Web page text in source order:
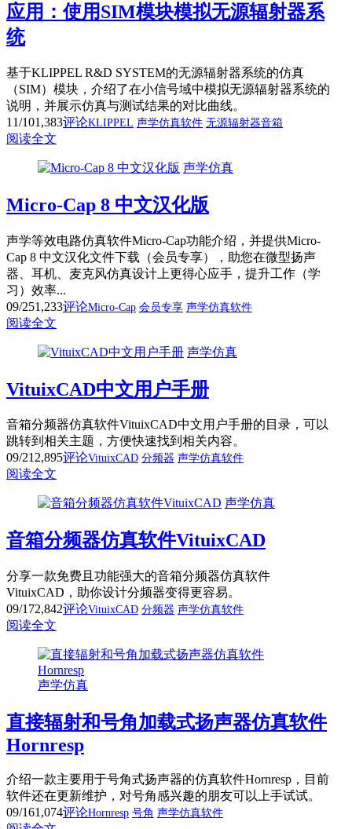
应用：使用SIM模块模拟无源辐射器系
统
基于KLIPPEL R&D SYSTEM的无源辐射器系统的仿真
（SIM）模块，介绍了在小信号域中模拟无源辐射器系统的
说明，并展示仿真与测试结果的对比曲线。
11/101,383评论KLIPPEL 声学仿真软件 无源辐射器音箱
阅读全文
声学仿真
Micro-Cap 8 中文汉化版
声学等效电路仿真软件Micro-Cap功能介绍，并提供Micro-
Cap 8 中文汉化文件下载（会员专享），助您在微型扬声
器、耳机、麦克风仿真设计上更得心应手，提升工作（学
习）效率...
09/251,233评论Micro-Cap 会员专享 声学仿真软件
阅读全文
声学仿真
VituixCAD中文用户手册
音箱分频器仿真软件VituixCAD中文用户手册的目录，可以
跳转到相关主题，方便快速找到相关内容。
09/212,895评论VituixCAD 分频器 声学仿真软件
阅读全文
声学仿真
音箱分频器仿真软件VituixCAD
分享一款免费且功能强大的音箱分频器仿真软件
VituixCAD，助你设计分频器变得更容易。
09/172,842评论VituixCAD 分频器 声学仿真软件
阅读全文
声学仿真
直接辐射和号角加载式扬声器仿真软件
Hornresp
介绍一款主要用于号角式扬声器的仿真软件Hornresp，目前
软件还在更新维护，对号角感兴趣的朋友可以上手试试。
09/161,074评论Hornresp 号角 声学仿真软件